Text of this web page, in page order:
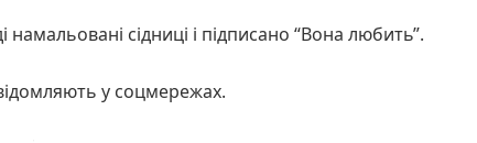
намальовані сідниці і підписано “Вона любить”.
у соцмережах.